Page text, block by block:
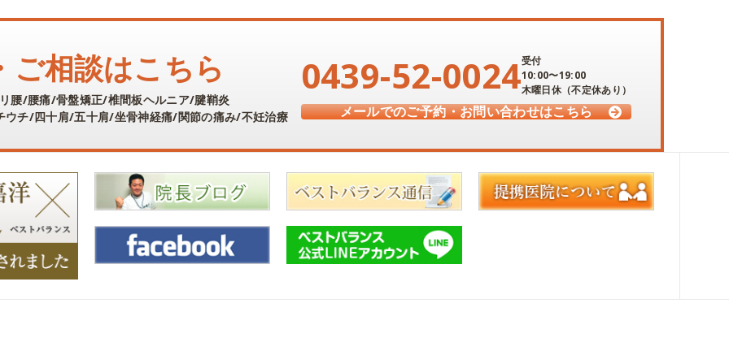
ご相談はこちら
腰/腰痛/骨盤矯正/椎間板ヘルニア/腱鞘炎
ウチ/四十肩/五十肩/坐骨神経痛/関節の痛み/不妊治療
0439-52-0024受付
10:00〜19:00
木曜日休（不定休あり）
メールでのご予約・お問い合わせはこちら